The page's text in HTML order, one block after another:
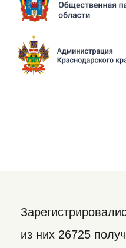
из них 26725